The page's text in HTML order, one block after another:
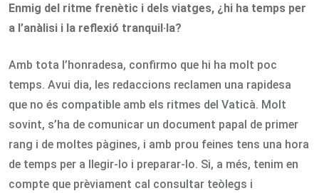
Enmig del ritme frenètic i dels viatges, ¿hi ha temps per
a l’anàlisi i la reflexió tranquil·la?
Amb tota l’honradesa, confirmo que hi ha molt poc
temps. Avui dia, les redaccions reclamen una rapidesa
que no és compatible amb els ritmes del Vaticà. Molt
sovint, s’ha de comunicar un document papal de primer
rang i de moltes pàgines, i amb prou feines tens una hora
de temps per a llegir-lo i preparar-lo. Si, a més, tenim en
compte que prèviament cal consultar teòlegs i